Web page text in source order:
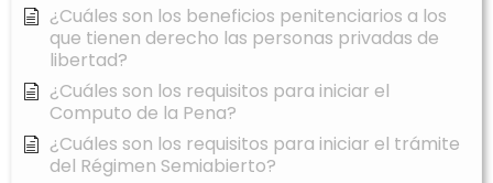
¿Cuáles son los beneficios penitenciarios a los
que tienen derecho las personas privadas de
libertad?
¿Cuáles son los requisitos para iniciar el
Computo de la Pena?
¿Cuáles son los requisitos para iniciar el trámite
del Régimen Semiabierto?